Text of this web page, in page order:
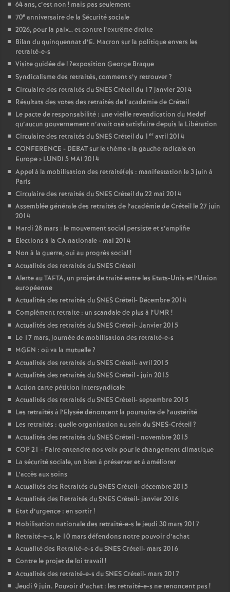
64 ans, c’est non ! mais pas seulement
70e anniversaire de la Sécurité sociale
2026, pour la paix… et contre l’extrême droite
Bilan du quinquennat d’E. Macron sur la politique envers les
retraité-e-s
Visite guidée de l?exposition George Braque
Syndicalisme des retraités, comment s’y retrouver?
Circulaire des retraités duSNESCréteil du 17 janvier 2014
Résultats des votes des retraités de l’académie de Créteil
Le pacte de responsabilité : une vieille revendication du Medef
qu’aucun gouvernement n’avait osé satisfaire depuis la Libération
Circulaire des retraités duSNESCréteil du 1 er avril 2014
CONFERENCE - DEBATsur le thème « la gauche radicale en
Europe» LUNDI 5 MAI 2014
Appel à la mobilisation des retraité(e)s : manifestation le 3 juin à
Paris
Circulaire des retraités duSNESCréteil du 22 mai 2014
Assemblée générale des retraités de l’académie de Créteil le 27 juin
2014
Mardi 28 mars : le mouvement social persiste et s’amplifie
Elections à la CA nationale - mai 2014
Non à la guerre, oui au progrès social!
Actualités des retraités duSNESCréteil
Alerte auTAFTA, un projet de traité entre les Etats-Unis et l’Union
européenne
Actualités des retraités duSNESCréteil- Décembre 2014
Complément retraite : un scandale de plus à l’UMR !
Actualités des retraités duSNESCréteil- Janvier 2015
Le 17 mars, journée de mobilisation des retraité-e-s
MGEN : où va la mutuelle?
Actualités des retraités duSNESCréteil- avril 2015
Actualités des retraités duSNESCréteil - juin 2015
Action carte pétition intersyndicale
Actualités des retraités duSNESCréteil- septembre 2015
Les retraités à l’Elysée dénoncent la poursuite de l’austérité
Les retraités : quelle organisation au sein duSNES-Créteil?
Actualités des retraités duSNESCréteil - novembre 2015
COP21 - Faire entendre nos voix pour le changement climatique
La sécurité sociale, un bien à préserver et à améliorer
L’accès aux soins
Actualités des Retraités duSNESCréteil- décembre 2015
Actualités des Retraités duSNESCréteil- janvier 2016
Etat d’urgence : en sortir!
Mobilisation nationale des retraité-e-s le jeudi 30 mars 2017
Retraité-e-s, le 10 mars défendons notre pouvoir d’achat
Actualité des Retraité-e-s duSNESCréteil- mars 2016
Contre le projet de loi travail!
Actualités des retraité-e-s duSNESCréteil- mars 2017
Jeudi 9 juin. Pouvoir d’achat : les retraité-e-s ne renoncent pas !